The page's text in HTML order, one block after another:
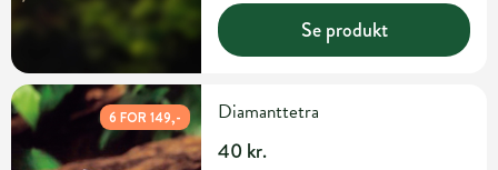
Se produkt
6 FOR 149,- Diamanttetra
40 kr.